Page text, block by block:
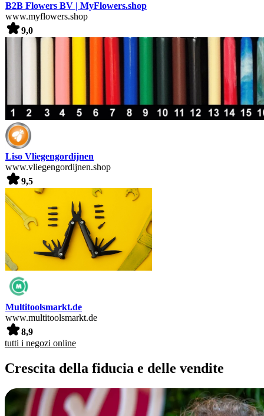
B2B Flowers BV | MyFlowers.shop
www.myflowers.shop
9,0
Liso Vliegengordijnen
www.vliegengordijnen.shop
9,5
Multitoolsmarkt.de
www.multitoolsmarkt.de
8,9
tutti i negozi online
Crescita della fiducia e delle vendite